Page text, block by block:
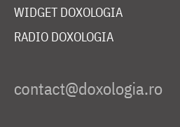
WIDGET DOXOLOGIA
RADIO DOXOLOGIA